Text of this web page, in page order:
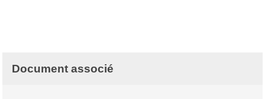
Document associé